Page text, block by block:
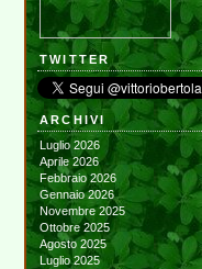
TWITTER
ARCHIVI
Luglio 2026
Aprile 2026
Febbraio 2026
Gennaio 2026
Novembre 2025
Ottobre 2025
Agosto 2025
Luglio 2025